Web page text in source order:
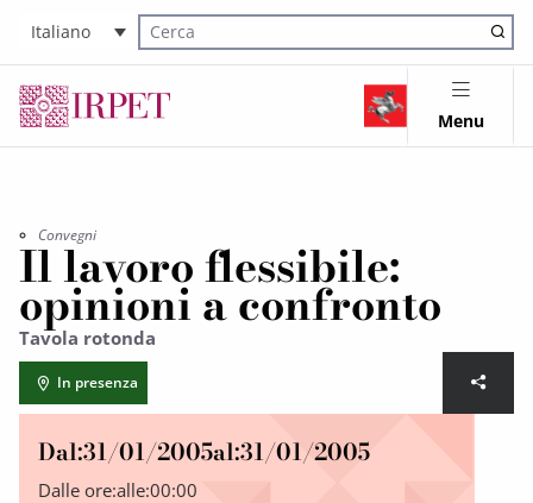
Italiano
Cerca nel sito
Menu
Convegni
Il lavoro flessibile:
opinioni a confronto
Tavola rotonda
In presenza
Dal:31/01/2005al:31/01/2005
Dalle ore:alle:00:00